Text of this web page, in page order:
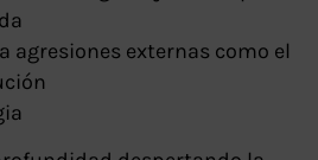
agresiones externas como el